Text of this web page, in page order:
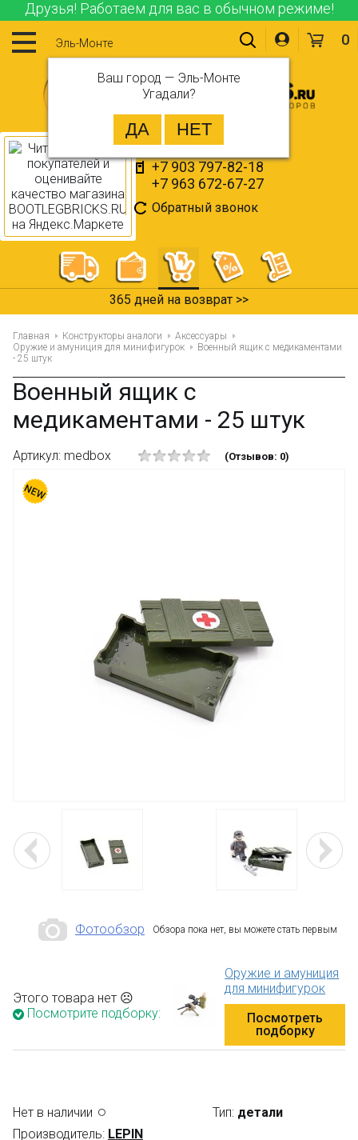
Друзья! Работаем для вас в обычном режиме!
Эль-Монте
Ваш город — Эль-Монте
Угадали?
+7 903 797-82-18
+7 963 672-67-27
Обратный звонок
0
365 дней на возврат >>
Главная Конструкторы аналоги
Аксессуары
Оружие и амуниция для минифигурок
Военный ящик с медикаментами
- 25 штук
Военный ящик с
медикаментами - 25 штук
Артикул: medbox (Отзывов: 0)
Фотообзор Обзора пока нет, вы можете стать первым
Этого товара нет ☹
Посмотрите подборку:
Оружие и амуниция
для минифигурок
Посмотреть
подборку
Нет в наличии
Производитель: LEPIN
Тип: детали